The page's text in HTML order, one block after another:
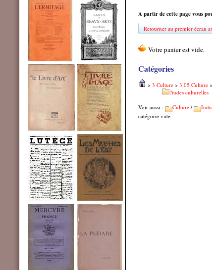
A partir de cette page vous
Retourner au premier écran
Catégories
> 3 Culture > 3.05 Culture >
?tudes culturelles
Voir aussi :
Culture /
catégorie vide